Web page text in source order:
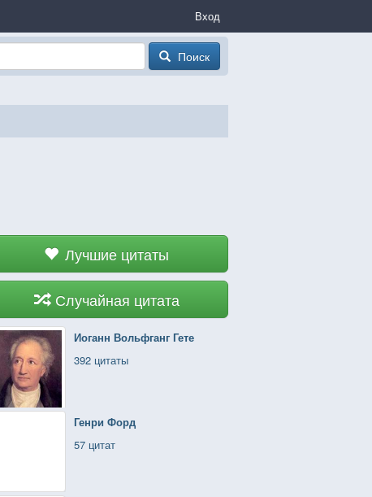
Вход
Поиск
Лучшие цитаты
Случайная цитата
Иоганн Вольфганг Гете
392 цитаты
Генри Форд
57 цитат